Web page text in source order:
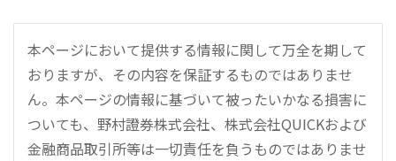
本ページにおいて提供する情報に関して万全を期して
おりますが、その内容を保証するものではありませ
ん。本ページの情報に基づいて被ったいかなる損害に
ついても、野村證券株式会社、株式会社QUICKおよび
金融商品取引所等は一切責任を負うものではありませ